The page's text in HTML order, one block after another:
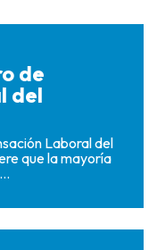
de
del
Laboral del
que la mayoría